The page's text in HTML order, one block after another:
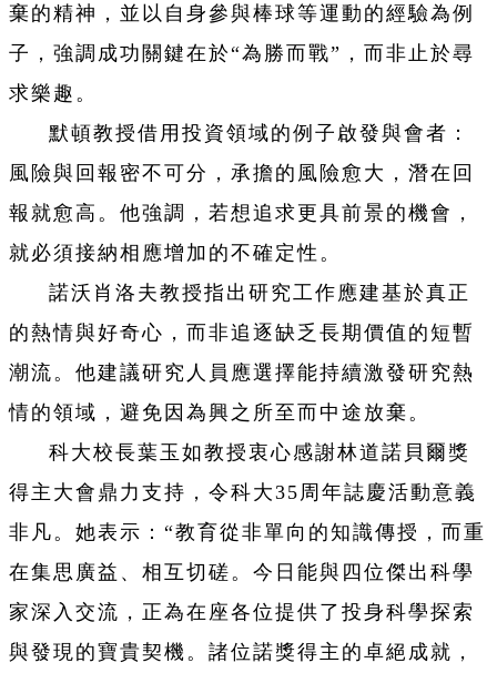
棄的精神，並以自身參與棒球等運動的經驗為例
子，強調成功關鍵在於“為勝而戰”，而非止於尋
求樂趣。
默頓教授借用投資領域的例子啟發與會者：
風險與回報密不可分，承擔的風險愈大，潛在回
報就愈高。他強調，若想追求更具前景的機會，
就必須接納相應增加的不確定性。
諾沃肖洛夫教授指出研究工作應建基於真正
的熱情與好奇心，而非追逐缺乏長期價值的短暫
潮流。他建議研究人員應選擇能持續激發研究熱
情的領域，避免因為興之所至而中途放棄。
科大校長葉玉如教授衷心感謝林道諾貝爾獎
得主大會鼎力支持，令科大35周年誌慶活動意義
非凡。她表示：“教育從非單向的知識傳授，而重
在集思廣益、相互切磋。今日能與四位傑出科學
家深入交流，正為在座各位提供了投身科學探索
與發現的寶貴契機。諸位諾獎得主的卓絕成就，